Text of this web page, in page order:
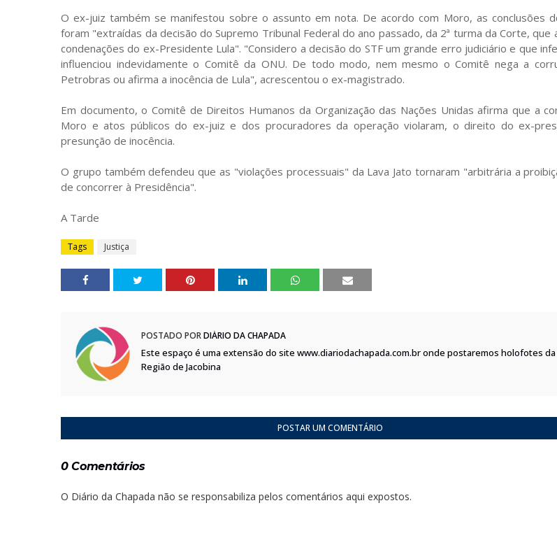
O ex-juiz também se manifestou sobre o assunto em nota. De acordo com Moro, as conclusões
foram "extraídas da decisão do Supremo Tribunal Federal do ano passado, da 2ª turma da Corte, que
condenações do ex-Presidente Lula". "Considero a decisão do STF um grande erro judiciário e que
influenciou indevidamente o Comitê da ONU. De todo modo, nem mesmo o Comitê nega a
Petrobras ou afirma a inocência de Lula", acrescentou o ex-magistrado.
Em documento, o Comitê de Direitos Humanos da Organização das Nações Unidas afirma que a
Moro e atos públicos do ex-juiz e dos procuradores da operação violaram, o direito do ex-
presunção de inocência.
O grupo também defendeu que as "violações processuais" da Lava Jato tornaram "arbitrária a
de concorrer à Presidência".
A Tarde
Tags Justiça
POSTADO PORDIÁRIO DA CHAPADA
Este espaço é uma extensão do site www.diariodachapada.com.br onde postaremos holofotes da
Região de Jacobina
POSTAR UM COMENTÁRIO
0 Comentários
O Diário da Chapada não se responsabiliza pelos comentários aqui expostos.